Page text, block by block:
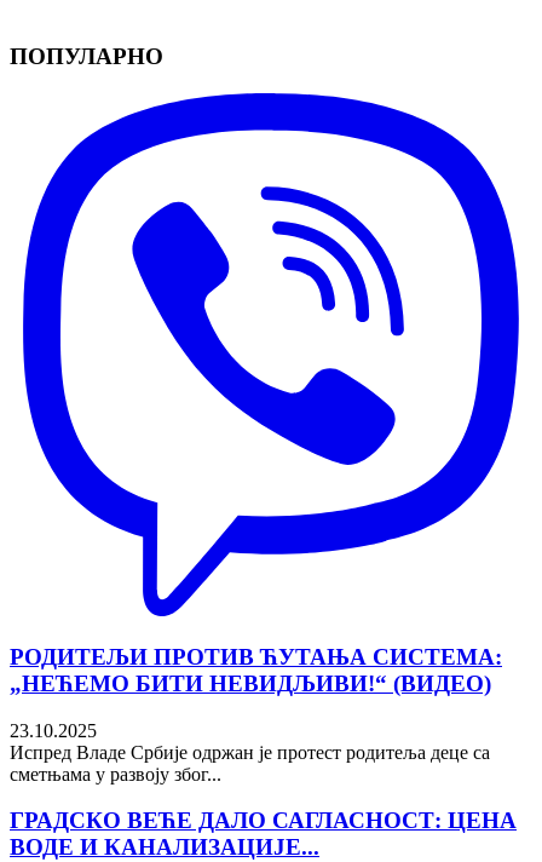
ПОПУЛАРНО
РОДИТЕЉИ ПРОТИВ ЋУТАЊА СИСТЕМА:
„НЕЋЕМО БИТИ НЕВИДЉИВИ!“ (ВИДЕО)
23.10.2025
Испред Владе Србије одржан је протест родитеља деце са
сметњама у развоју због...
ГРАДСКО ВЕЋЕ ДАЛО САГЛАСНОСТ: ЦЕНА
ВОДЕ И КАНАЛИЗАЦИЈЕ...